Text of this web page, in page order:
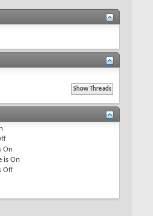
On
isOn
Off